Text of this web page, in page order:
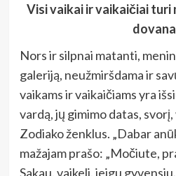
Visi vaikai ir vaikaičiai
Nors ir silpnai matanti,
galeriją, neužmiršdama ir
vaikams ir vaikaičiams yra
vardą, jų gimimo datas,
Zodiako ženklus. „Dabar
mažajam prašo: „Močiute,
Sakau, vaikeli, jeigu